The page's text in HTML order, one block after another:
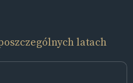
latach